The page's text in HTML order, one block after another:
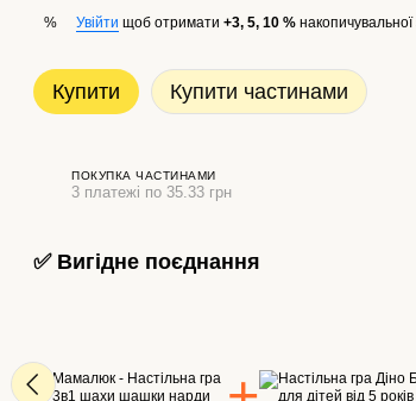
% Увійти щоб отримати+3, 5, 10 %
Купити Купити частинами
ПОКУПКА ЧАСТИНАМИ
3 платежі по 35.33 грн
✅ Вигідне поєднання